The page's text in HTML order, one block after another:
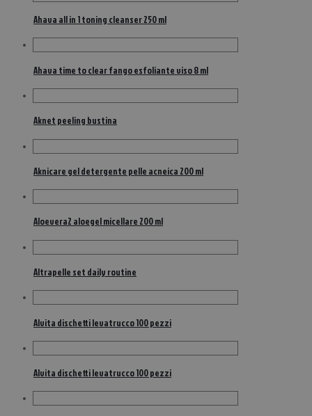
Ahava all in 1 toning cleanser 250 ml
Ahava time to clear fango esfoliante viso 8 ml
Aknet peeling bustina
Aknicare gel detergente pelle acneica 200 ml
Aloevera2 aloegel micellare 200 ml
Altrapelle set daily routine
Alvita dischetti levatrucco 100 pezzi
Alvita dischetti levatrucco 100 pezzi